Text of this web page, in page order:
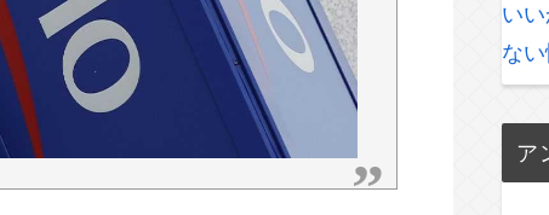
い
ない
ア